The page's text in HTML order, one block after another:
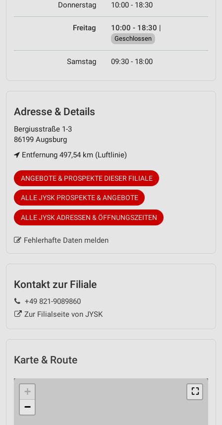
Donnerstag 10:00 - 18:30
Freitag 10:00 - 18:30 |
Geschlossen
Samstag 09:30 - 18:00
Adresse & Details
Bergiusstraße 1-3
86199 Augsburg
Entfernung 497,54 km (Luftlinie)
ANGEBOTE & PROSPEKTE DIESER FILIALE
ALLE JYSK PROSPEKTE & ANGEBOTE
ALLE JYSK ADRESSEN & ÖFFNUNGSZEITEN
Fehlerhafte Daten melden
Kontakt zur Filiale
+49 821-9089860
Zur Filialseite von JYSK
Karte & Route
⛶
+
−